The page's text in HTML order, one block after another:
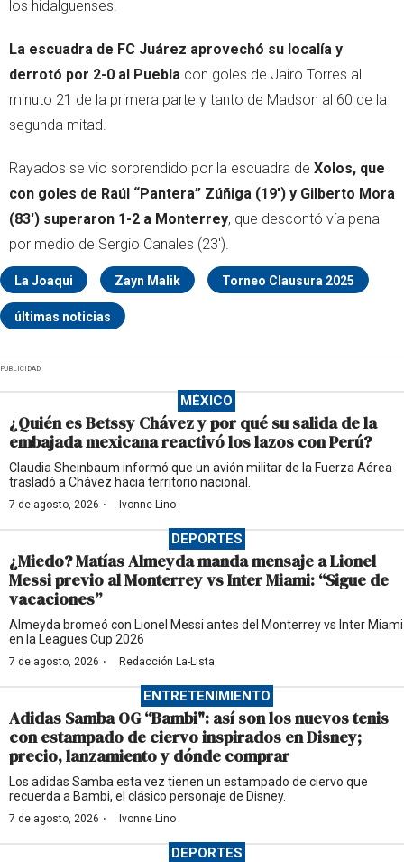
los hidalguenses.
La escuadra de FC Juárez aprovechó su localía y
derrotó por 2-0 al Puebla con goles de Jairo Torres al
minuto 21 de la primera parte y tanto de Madson al 60 de la
segunda mitad.
Rayados se vio sorprendido por la escuadra de Xolos, que
con goles de Raúl “Pantera” Zúñiga (19') y Gilberto Mora
(83') superaron 1-2 a Monterrey, que descontó vía penal
por medio de Sergio Canales (23').
La Joaqui Zayn Malik Torneo Clausura 2025
últimas noticias
PUBLICIDAD
MÉXICO
¿Quién es Betssy Chávez y por qué su salida de la
embajada mexicana reactivó los lazos con Perú?
Claudia Sheinbaum informó que un avión militar de la Fuerza Aérea
trasladó a Chávez hacia territorio nacional.
7 de agosto, 2026 · Ivonne Lino
DEPORTES
¿Miedo? Matías Almeyda manda mensaje a Lionel
Messi previo al Monterrey vs Inter Miami: “Sigue de
vacaciones”
Almeyda bromeó con Lionel Messi antes del Monterrey vs Inter Miami
en la Leagues Cup 2026
7 de agosto, 2026 · Redacción La-Lista
ENTRETENIMIENTO
Adidas Samba OG “Bambi": así son los nuevos tenis
con estampado de ciervo inspirados en Disney;
precio, lanzamiento y dónde comprar
Los adidas Samba esta vez tienen un estampado de ciervo que
recuerda a Bambi, el clásico personaje de Disney.
7 de agosto, 2026 · Ivonne Lino
DEPORTES